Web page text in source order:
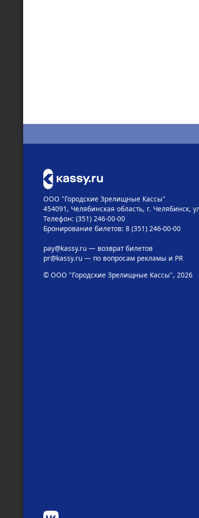
ООО "Городские Зрелищные Кассы"
454091, Челябинская область, г. Челябинск,
Телефон: (351) 246-00-00
Бронирование билетов: 8 (351) 246-00-00
pay@kassy.ru— возврат билетов
pr@kassy.ru— по вопросам рекламы и PR
© ООО "Городские Зрелищные Кассы", 2026